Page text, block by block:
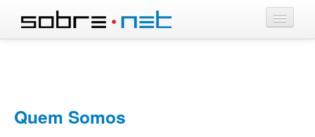
PORTFOLIO
Quem Somos